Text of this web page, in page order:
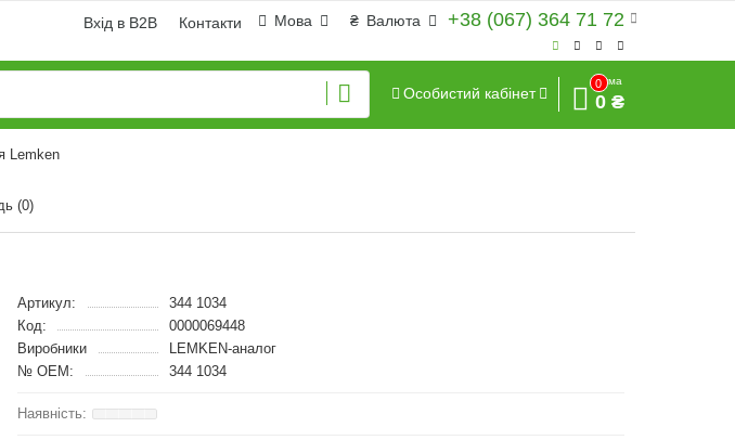
+38 (067) 364 71 72
₴ Валюта
Мова
Вхід в B2B Контакти
Особистий кабінет
0
Сума
0 ₴
Lemken
(0)
Артикул:
344 1034
Код:
0000069448
Виробники
LEMKEN-аналог
№ OEM:
344 1034